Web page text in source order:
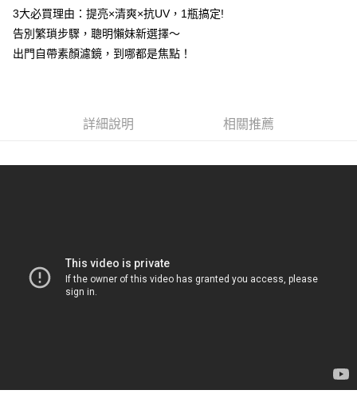
3大必買理由：提亮×清爽×抗UV，1瓶搞定!
告別繁瑣步驟，聰明懶妹新選擇～
出門自帶素顏濾鏡，到哪都是焦點！
詳細說明 相關推薦